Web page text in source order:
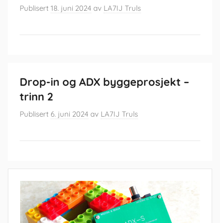
Publisert 18. juni 2024 av LA7IJ Truls
Drop-in og ADX byggeprosjekt –
trinn 2
Publisert 6. juni 2024 av LA7IJ Truls